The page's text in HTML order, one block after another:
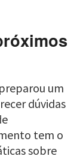
um
dúvidas
tem o
sobre